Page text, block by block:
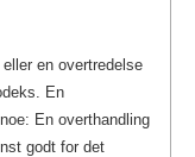
en overtredelse
En
En overthandling
godt for det